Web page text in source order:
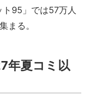
95」では57万人
まる。
年夏コミ以